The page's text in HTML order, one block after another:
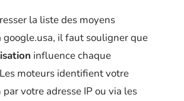
la liste des moyens
google.usa, il faut souligner que
influence chaque
moteurs identifient votre
votre adresse IP ou via les